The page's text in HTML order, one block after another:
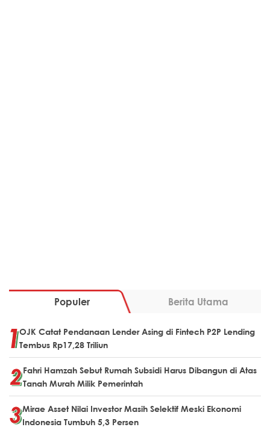
Populer Berita Utama
OJK Catat Pendanaan Lender Asing di Fintech P2P Lending
Tembus Rp17,28 Triliun
Fahri Hamzah Sebut Rumah Subsidi Harus Dibangun di Atas
Tanah Murah Milik Pemerintah
Mirae Asset Nilai Investor Masih Selektif Meski Ekonomi
Indonesia Tumbuh 5,3 Persen